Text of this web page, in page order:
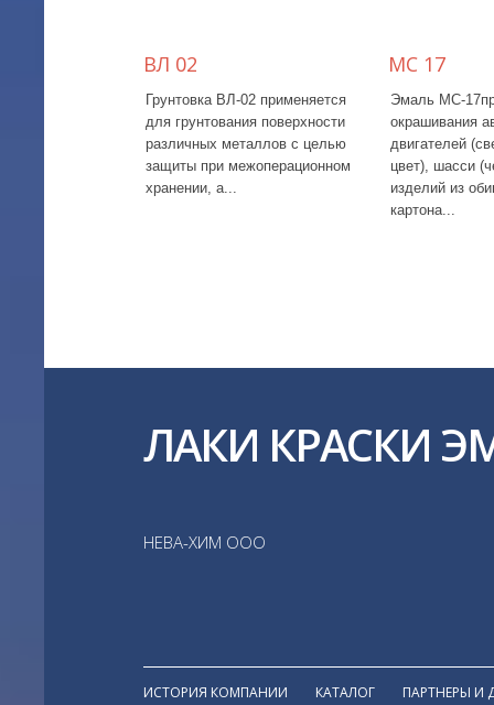
ВЛ 02
Грунтовка ВЛ-02 применяется
для грунтования поверхности
различных металлов с целью
защиты при межоперационном
хранении, а...
МС 17
Эмаль МС-
окрашивания
двигателей
цвет), шасси
изделий из
картона...
ЛАКИ КРАСКИ
НЕВА-ХИМ ООО
ИСТОРИЯ КОМПАНИИ КАТАЛОГ ПАРТНЕРЫ И